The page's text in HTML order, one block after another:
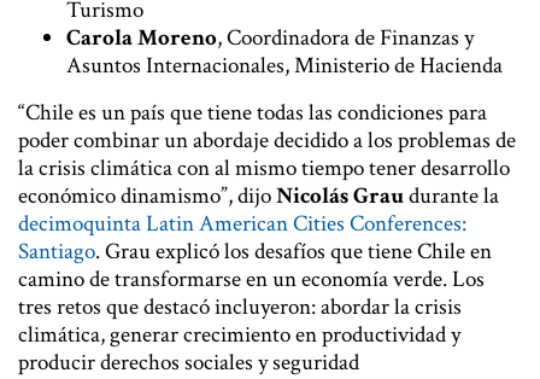
Turismo
Carola Moreno, Coordinadora de Finanzas y
Asuntos Internacionales, Ministerio de Hacienda
“Chile es un país que tiene todas las condiciones para
poder combinar un abordaje decidido a los problemas de
la crisis climática con al mismo tiempo tener desarrollo
económico dinamismo”, dijoNicolás Graudurante la
decimoquinta Latin American Cities Conferences:
Santiago. Grau explicó los desafíos que tiene Chile en
camino de transformarse en un economía verde. Los
tres retos que destacó incluyeron: abordar la crisis
climática, generar crecimiento en productividad y
producir derechos sociales y seguridad